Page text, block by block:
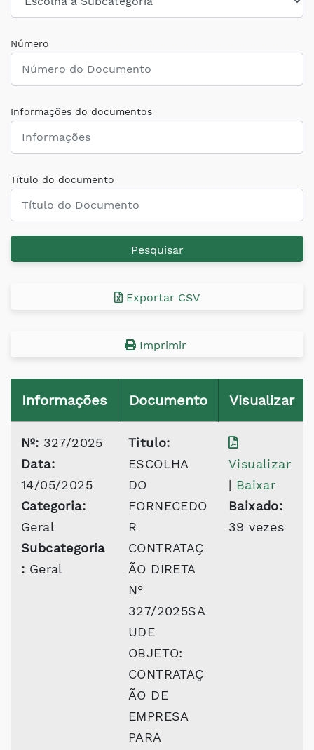
Número
Informações do documentos
Título do documento
Pesquisar
Exportar CSV
Imprimir
Informações Documento Visualizar
Nº: 327/2025
Data:
14/05/2025
Categoria:
Geral
Subcategoria
: Geral
Titulo:
ESCOLHA
DO
FORNECEDO
R
CONTRATAÇ
ÃO DIRETA
N°
327/2025SA
UDE
OBJETO:
CONTRATAÇ
ÃO DE
EMPRESA
PARA
Visualizar
| Baixar
Baixado:
39 vezes